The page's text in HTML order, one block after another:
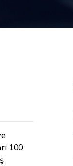
100